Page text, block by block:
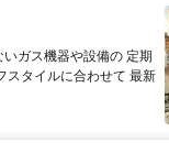
ガス機器や設備の 定期
スタイルに合わせて 最新